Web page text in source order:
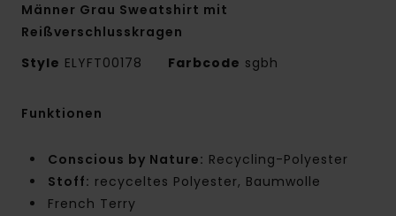
Männer Grau Sweatshirt mit
Reißverschlusskragen
Style ELYFT00178 Farbcode sgbh
Funktionen
Conscious by Nature: Recycling-Polyester
Stoff: recyceltes Polyester, Baumwolle
French Terry